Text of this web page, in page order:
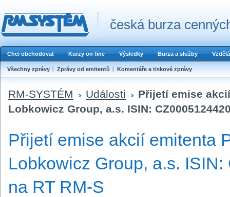
česká burza
Chci obchodovat Kurzy on-line Výsledky Burza a služby
Všechny zprávy Zprávy od emitentů Komentáře a tiskové zprávy
RM-SYSTÉM Události
Přijetí emise
Lobkowicz Group, a.s. ISIN:
Přijetí emise akcií emitenta
Lobkowicz Group, a.s.
na RT RM-S